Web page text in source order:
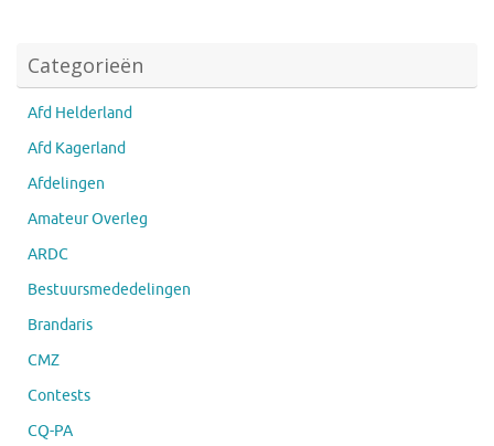
Categorieën
Afd Helderland
Afd Kagerland
Afdelingen
Amateur Overleg
ARDC
Bestuursmededelingen
Brandaris
CMZ
Contests
CQ-PA